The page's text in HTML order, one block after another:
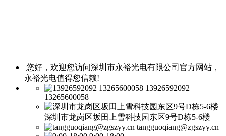
您好，欢迎您访问深圳市永裕光电有限公司官方网站，
永裕光电值得您信赖!
13926592092
13265600058
深圳市龙岗区坂田上雪科技园东区9号D栋5-6楼
tangguoqiang@zgszyy.cn